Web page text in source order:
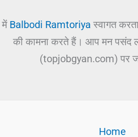
में Balbodi Ramtoriya स्वागत
की कामना करते हैं। आप मन पसंद
(topjobgyan.com) पर
Home